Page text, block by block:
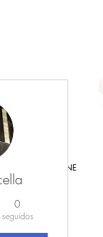
CINE
0
seguidos